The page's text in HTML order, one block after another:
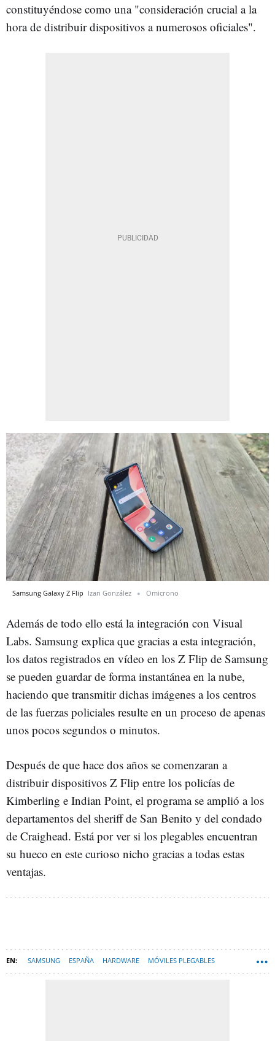
constituyéndose como una "consideración crucial a la
hora de distribuir dispositivos a numerosos oficiales".
Samsung Galaxy Z Flip Izan González Omicrono
Además de todo ello está la integración con Visual
Labs. Samsung explica que gracias a esta integración,
los datos registrados en vídeo en los Z Flip de Samsung
se pueden guardar de forma instantánea en la nube,
haciendo que transmitir dichas imágenes a los centros
de las fuerzas policiales resulte en un proceso de apenas
unos pocos segundos o minutos.
Después de que hace dos años se comenzaran a
distribuir dispositivos Z Flip entre los policías de
Kimberling e Indian Point, el programa se amplió a los
departamentos del sheriff de San Benito y del condado
de Craighead. Está por ver si los plegables encuentran
su hueco en este curioso nicho gracias a todas estas
ventajas.
SAMSUNG ESPAÑA HARDWARE MÓVILES PLEGABLES